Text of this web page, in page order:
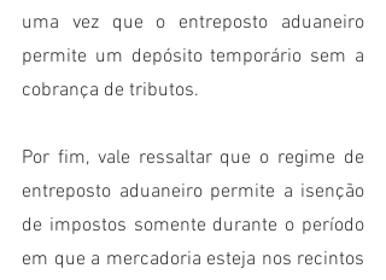
uma vez que o entreposto aduaneiro
permite um depósito temporário sem a
cobrança de tributos.
Por fim, vale ressaltar que o regime de
entreposto aduaneiro permite a isenção
de impostos somente durante o período
em que a mercadoria esteja nos recintos